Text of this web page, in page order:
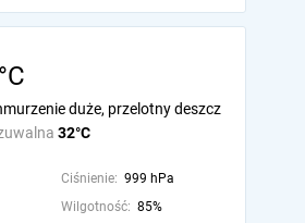
32°C
duże, przelotny deszcz
Ciśnienie: 999 hPa
Wilgotność: 85%